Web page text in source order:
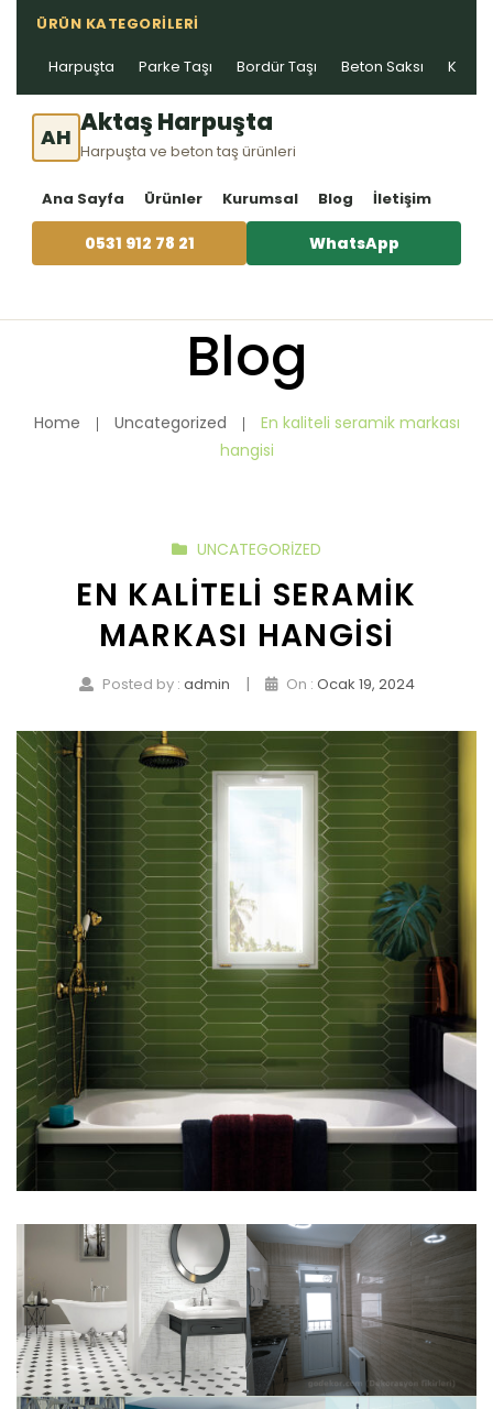
ÜRÜN KATEGORILERI
Harpuşta Parke Taşı Bordür Taşı Beton Saksı Kablo
AH Aktaş Harpuşta
Harpuşta ve beton taş ürünleri
Ana Sayfa Ürünler Kurumsal Blog İletişim
0531 912 78 21 WhatsApp
Blog
Home Uncategorized
En kaliteli seramik markası
hangisi
UNCATEGORIZED
EN KALITELI SERAMIK
MARKASI HANGISI
Posted by : admin | On : Ocak 19, 2024